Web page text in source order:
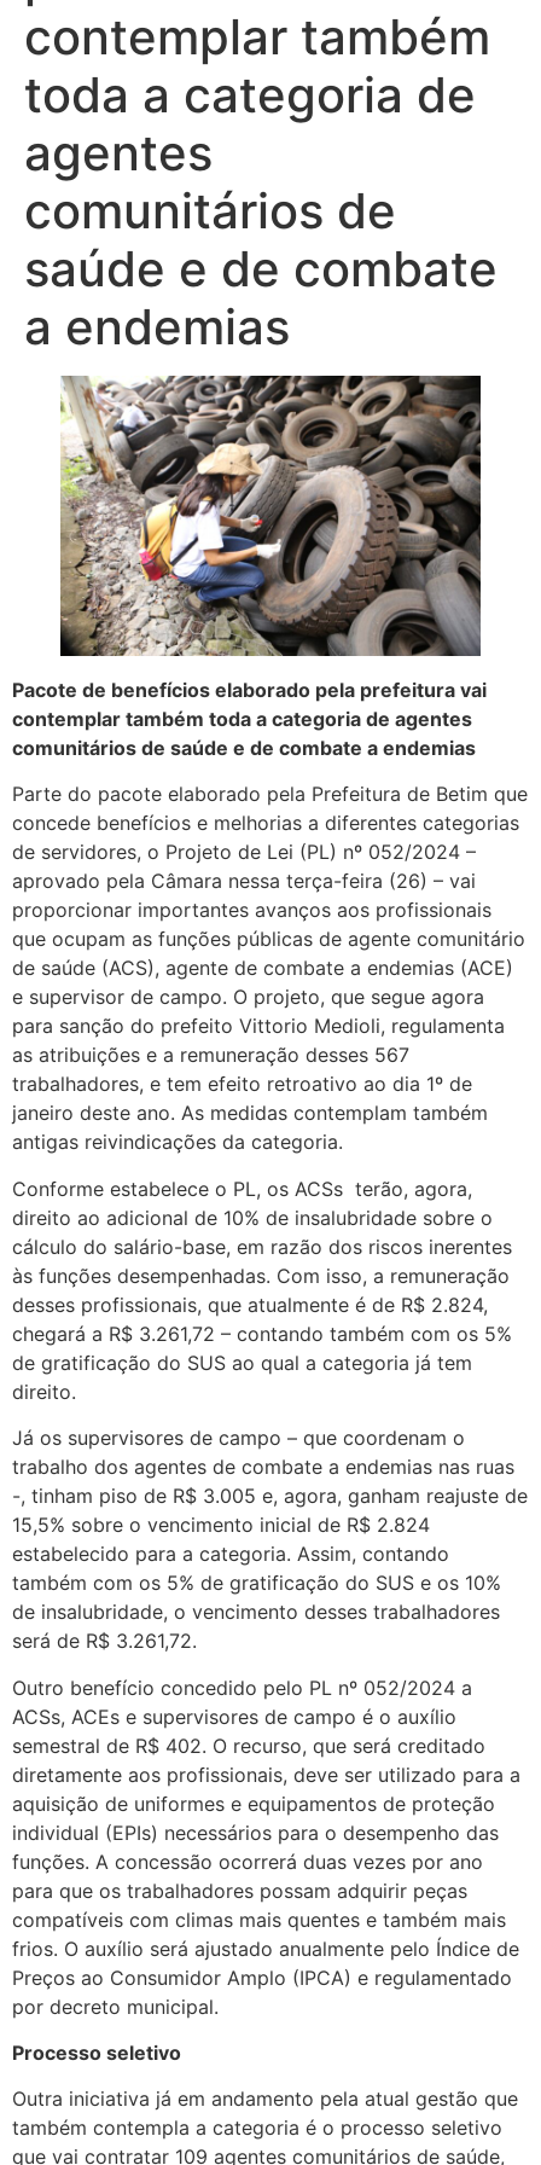
contemplar também
toda a categoria de
agentes
comunitários de
saúde e de combate
a endemias
Pacote de benefícios elaborado pela prefeitura vai
contemplar também toda a categoria de agentes
comunitários de saúde e de combate a endemias
Parte do pacote elaborado pela Prefeitura de Betim que
concede benefícios e melhorias a diferentes categorias
de servidores, o Projeto de Lei (PL) nº 052/2024 –
aprovado pela Câmara nessa terça-feira (26) – vai
proporcionar importantes avanços aos profissionais
que ocupam as funções públicas de agente comunitário
de saúde (ACS), agente de combate a endemias (ACE)
e supervisor de campo. O projeto, que segue agora
para sanção do prefeito Vittorio Medioli, regulamenta
as atribuições e a remuneração desses 567
trabalhadores, e tem efeito retroativo ao dia 1º de
janeiro deste ano. As medidas contemplam também
antigas reivindicações da categoria.
Conforme estabelece o PL, os ACSs terão, agora,
direito ao adicional de 10% de insalubridade sobre o
cálculo do salário-base, em razão dos riscos inerentes
às funções desempenhadas. Com isso, a remuneração
desses profissionais, que atualmente é de R$ 2.824,
chegará a R$ 3.261,72 – contando também com os 5%
de gratificação do SUS ao qual a categoria já tem
direito.
Já os supervisores de campo – que coordenam o
trabalho dos agentes de combate a endemias nas ruas
-, tinham piso de R$ 3.005 e, agora, ganham reajuste de
15,5% sobre o vencimento inicial de R$ 2.824
estabelecido para a categoria. Assim, contando
também com os 5% de gratificação do SUS e os 10%
de insalubridade, o vencimento desses trabalhadores
será de R$ 3.261,72.
Outro benefício concedido pelo PL nº 052/2024 a
ACSs, ACEs e supervisores de campo é o auxílio
semestral de R$ 402. O recurso, que será creditado
diretamente aos profissionais, deve ser utilizado para a
aquisição de uniformes e equipamentos de proteção
individual (EPIs) necessários para o desempenho das
funções. A concessão ocorrerá duas vezes por ano
para que os trabalhadores possam adquirir peças
compatíveis com climas mais quentes e também mais
frios. O auxílio será ajustado anualmente pelo Índice de
Preços ao Consumidor Amplo (IPCA) e regulamentado
por decreto municipal.
Processo seletivo
Outra iniciativa já em andamento pela atual gestão que
também contempla a categoria é o processo seletivo
que vai contratar 109 agentes comunitários de saúde,